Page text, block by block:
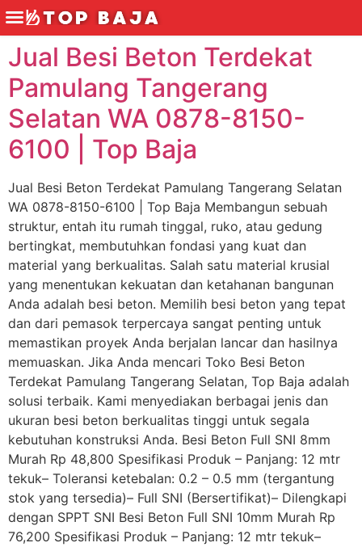
Jual Besi Beton Terdekat
Pamulang Tangerang
Selatan WA 0878-8150-
6100 | Top Baja
Jual Besi Beton Terdekat Pamulang Tangerang Selatan
WA 0878-8150-6100 | Top Baja Membangun sebuah
struktur, entah itu rumah tinggal, ruko, atau gedung
bertingkat, membutuhkan fondasi yang kuat dan
material yang berkualitas. Salah satu material krusial
yang menentukan kekuatan dan ketahanan bangunan
Anda adalah besi beton. Memilih besi beton yang tepat
dan dari pemasok terpercaya sangat penting untuk
memastikan proyek Anda berjalan lancar dan hasilnya
memuaskan. Jika Anda mencari Toko Besi Beton
Terdekat Pamulang Tangerang Selatan, Top Baja adalah
solusi terbaik. Kami menyediakan berbagai jenis dan
ukuran besi beton berkualitas tinggi untuk segala
kebutuhan konstruksi Anda. Besi Beton Full SNI 8mm
Murah Rp 48,800 Spesifikasi Produk – Panjang: 12 mtr
tekuk– Toleransi ketebalan: 0.2 – 0.5 mm (tergantung
stok yang tersedia)– Full SNI (Bersertifikat)– Dilengkapi
dengan SPPT SNI Besi Beton Full SNI 10mm Murah Rp
76,200 Spesifikasi Produk – Panjang: 12 mtr tekuk–